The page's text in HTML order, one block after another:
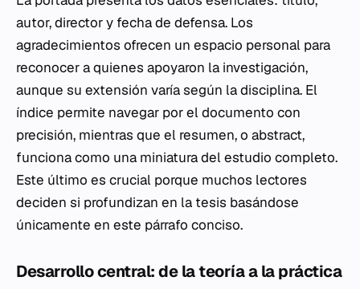
autor, director y fecha de defensa. Los
agradecimientos ofrecen un espacio personal para
reconocer a quienes apoyaron la investigación,
aunque su extensión varía según la disciplina. El
índice permite navegar por el documento con
precisión, mientras que el resumen, o abstract,
funciona como una miniatura del estudio completo.
Este último es crucial porque muchos lectores
deciden si profundizan en la tesis basándose
únicamente en este párrafo conciso.
Desarrollo central: de la teoría a la práctica